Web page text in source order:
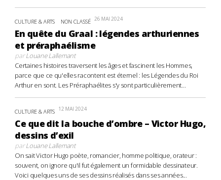
CULTURE & ARTS NON CLASSÉ 26 MAI 2024
En quête du Graal : légendes arthuriennes
et préraphaélisme
parLouane Lallemant
Certaines histoires traversent les âges et fascinent les Hommes,
parce que ce qu'elles racontent est éternel : les Légendes du Roi
Arthur en sont. Les Préraphaélites s'y sont particulièrement...
CULTURE & ARTS 12 MAI 2024
Ce que dit la bouche d’ombre – Victor Hugo,
dessins d’exil
parLouane Lallemant
On sait Victor Hugo poète, romancier, homme politique, orateur :
souvent, on ignore qu'il fut également un formidable dessinateur.
Voici quelques uns de ses dessins réalisés dans ses années...